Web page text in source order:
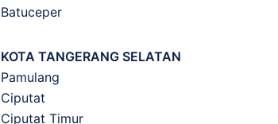
Batuceper
KOTA TANGERANG SELATAN
Pamulang
Ciputat
Ciputat Timur